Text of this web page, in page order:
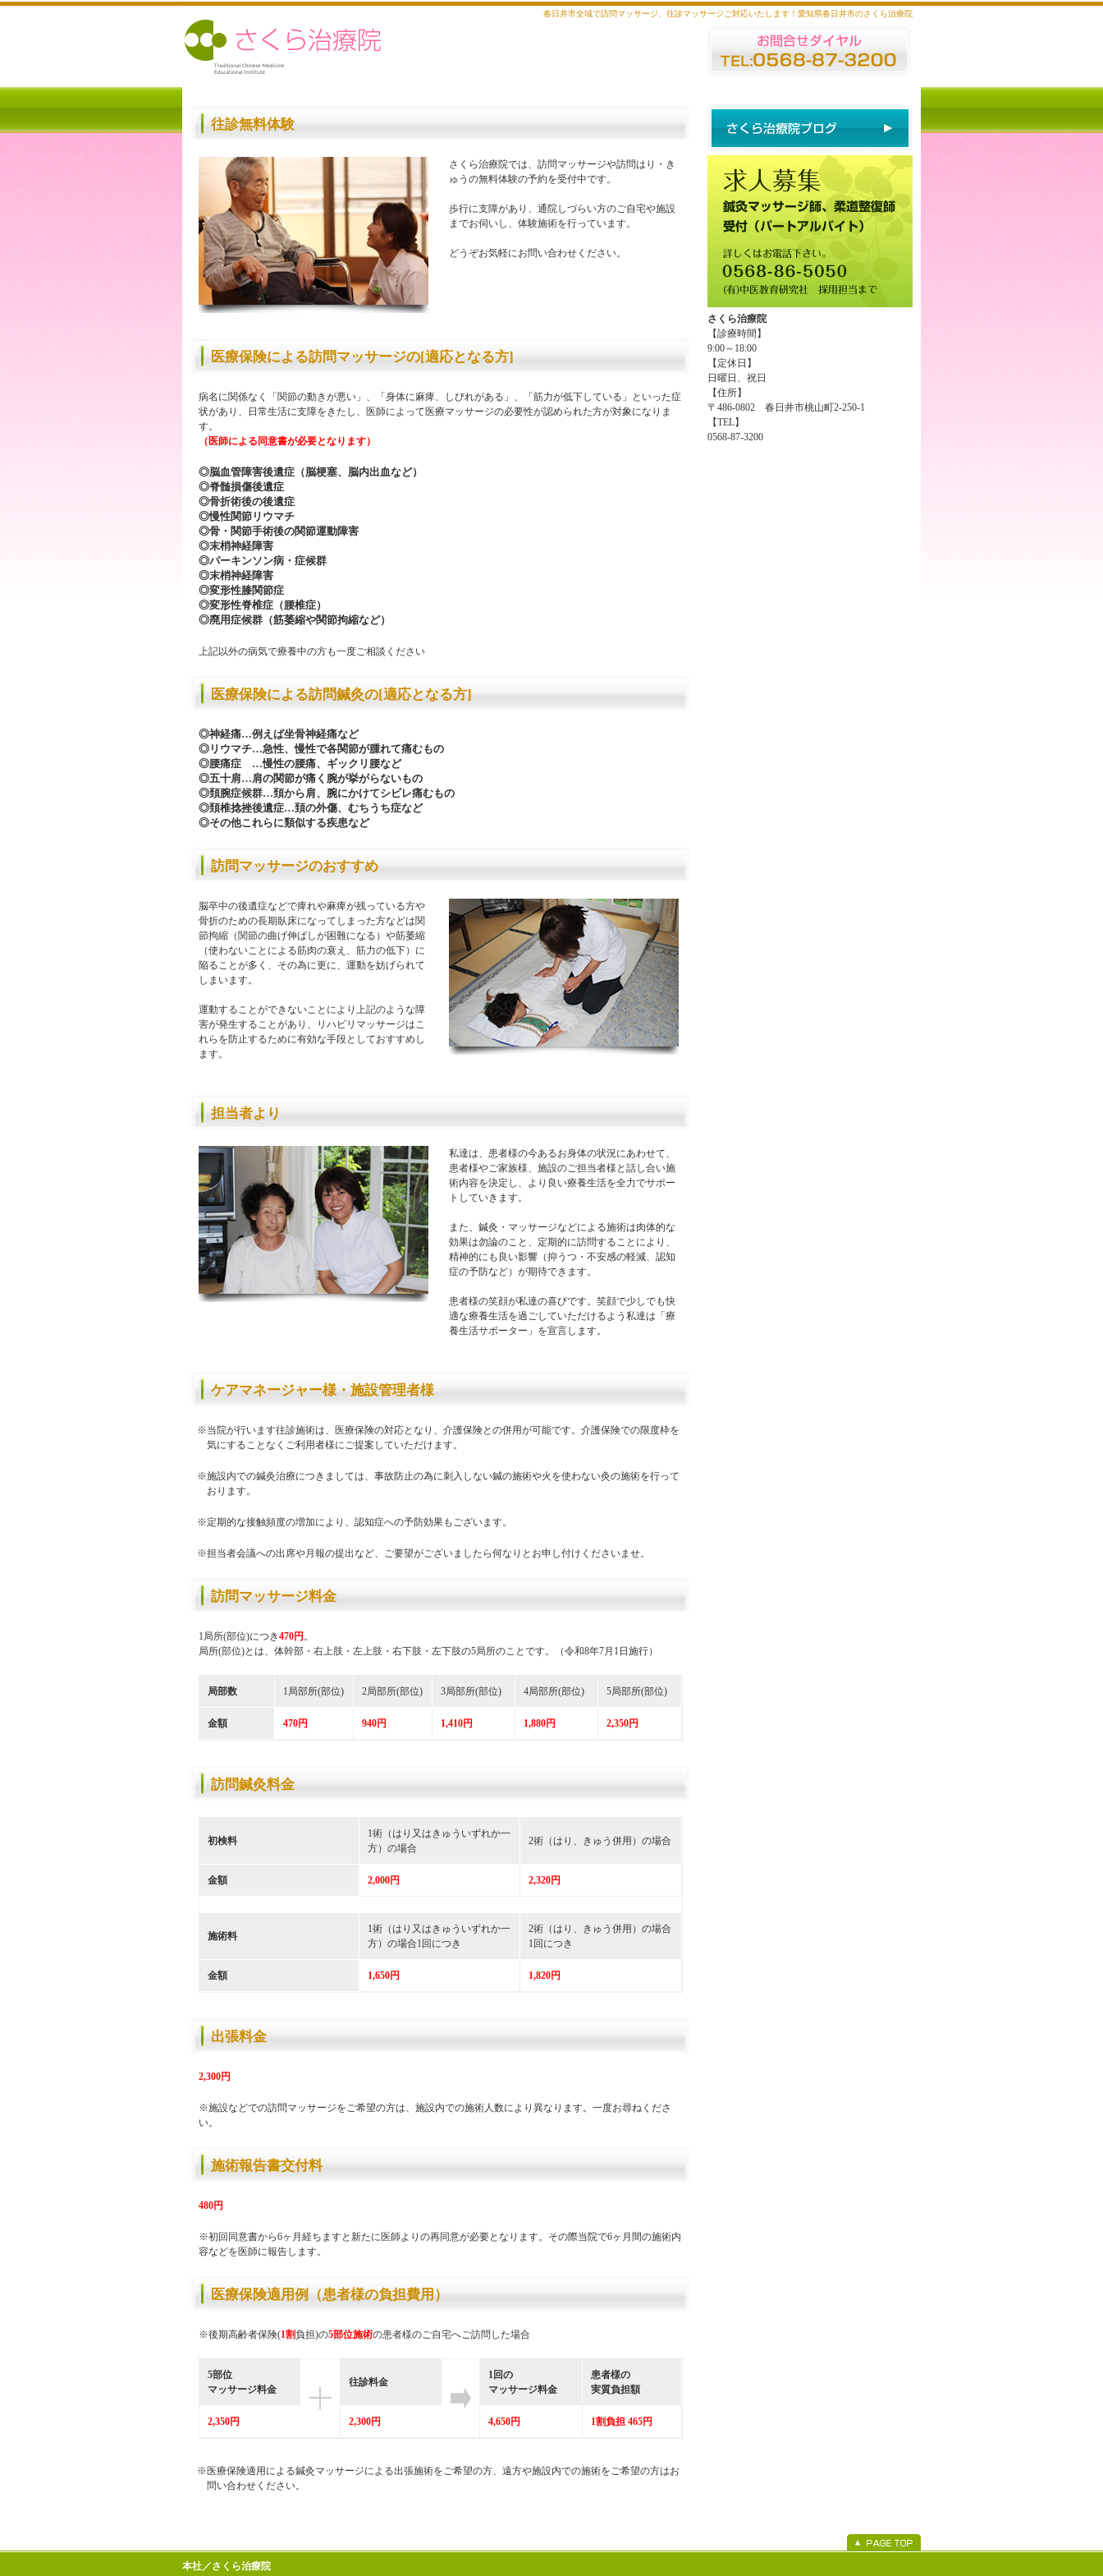
春日井市全域で訪問マッサージ、往診マッサージご対応いたします！愛知県春日井市のさくら治療院
往診無料体験
さくら治療院では、訪問マッサージや訪問はり・き
ゅうの無料体験の予約を受付中です。
歩行に支障があり、通院しづらい方のご自宅や施設
までお伺いし、体験施術を行っています。
どうぞお気軽にお問い合わせください。
医療保険による訪問マッサージの[適応となる方]
病名に関係なく「関節の動きが悪い」、「身体に麻痺、しびれがある」、「筋力が低下している」といった症
状があり、日常生活に支障をきたし、医師によって医療マッサージの必要性が認められた方が対象になりま
す。
（医師による同意書が必要となります）
◎脳血管障害後遺症（脳梗塞、脳内出血など）
◎脊髄損傷後遺症
◎骨折術後の後遺症
◎慢性関節リウマチ
◎骨・関節手術後の関節運動障害
◎末梢神経障害
◎パーキンソン病・症候群
◎末梢神経障害
◎変形性膝関節症
◎変形性脊椎症（腰椎症）
◎廃用症候群（筋萎縮や関節拘縮など）
上記以外の病気で療養中の方も一度ご相談ください
医療保険による訪問鍼灸の[適応となる方]
◎神経痛…例えば坐骨神経痛など
◎リウマチ…急性、慢性で各関節が腫れて痛むもの
◎腰痛症 …慢性の腰痛、ギックリ腰など
◎五十肩…肩の関節が痛く腕が挙がらないもの
◎頚腕症候群…頚から肩、腕にかけてシビレ痛むもの
◎頚椎捻挫後遺症…頚の外傷、むちうち症など
◎その他これらに類似する疾患など
訪問マッサージのおすすめ
脳卒中の後遺症などで痺れや麻痺が残っている方や
骨折のための長期臥床になってしまった方などは関
節拘縮（関節の曲げ伸ばしが困難になる）や筋萎縮
（使わないことによる筋肉の衰え、筋力の低下）に
陥ることが多く、その為に更に、運動を妨げられて
しまいます。
運動することができないことにより上記のような障
害が発生することがあり、リハビリマッサージはこ
れらを防止するために有効な手段としておすすめし
ます。
担当者より
私達は、患者様の今あるお身体の状況にあわせて、
患者様やご家族様、施設のご担当者様と話し合い施
術内容を決定し、より良い療養生活を全力でサポー
トしていきます。
また、鍼灸・マッサージなどによる施術は肉体的な
効果は勿論のこと、定期的に訪問することにより、
精神的にも良い影響（抑うつ・不安感の軽減、認知
症の予防など）が期待できます。
患者様の笑顔が私達の喜びです。笑顔で少しでも快
適な療養生活を過ごしていただけるよう私達は「療
養生活サポーター」を宣言します。
ケアマネージャー様・施設管理者様
※当院が行います往診施術は、医療保険の対応となり、介護保険との併用が可能です。介護保険での限度枠を
気にすることなくご利用者様にご提案していただけます。
※施設内での鍼灸治療につきましては、事故防止の為に刺入しない鍼の施術や火を使わない灸の施術を行って
おります。
※定期的な接触頻度の増加により、認知症への予防効果もございます。
※担当者会議への出席や月報の提出など、ご要望がございましたら何なりとお申し付けくださいませ。
訪問マッサージ料金
1局所(部位)につき470円 。
局所(部位)とは、体幹部・右上肢・左上肢・右下肢・左下肢の5局所のことです。（令和8年7月1日施行）
局部数 1局部所(部位) 2局部所(部位) 3局部所(部位) 4局部所(部位) 5局部所(部位)
金額 470円 940円 1,410円 1,880円 2,350円
訪問鍼灸料金
初検料
1術（はり又はきゅういずれか一
方）の場合
2術（はり、きゅう併用）の場合
金額 2,000円 2,320円
施術料
1術（はり又はきゅういずれか一
方）の場合1回につき
2術（はり、きゅう併用）の場合
1回につき
金額 1,650円 1,820円
出張料金
2,300円
※施設などでの訪問マッサージをご希望の方は、施設内での施術人数により異なります。一度お尋ねくださ
い。
施術報告書交付料
480円
※初回同意書から6ヶ月経ちますと新たに医師よりの再同意が必要となります。その際当院で6ヶ月間の施術内
容などを医師に報告します。
医療保険適用例（患者様の負担費用）
※後期高齢者保険(1割 負担)の5部位施術の患者様のご自宅へご訪問した場合
5部位
マッサージ料金
往診料金
1回の
マッサージ料金
患者様の
実質負担額
2,350円 2,300円 4,650円 1割負担 465円
※医療保険適用による鍼灸マッサージによる出張施術をご希望の方、遠方や施設内での施術をご希望の方はお
問い合わせください。
さくら治療院
【診療時間】
9:00～18:00
【定休日】
日曜日、祝日
【住所】
〒486-0802 春日井市桃山町2-250-1
【TEL】
0568-87-3200
本社／さくら治療院